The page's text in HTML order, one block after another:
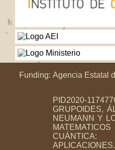
Funding: Agencia Estatal
PID2020-
GRUPOIDES,
NEUMANN Y
APLICACIONES.